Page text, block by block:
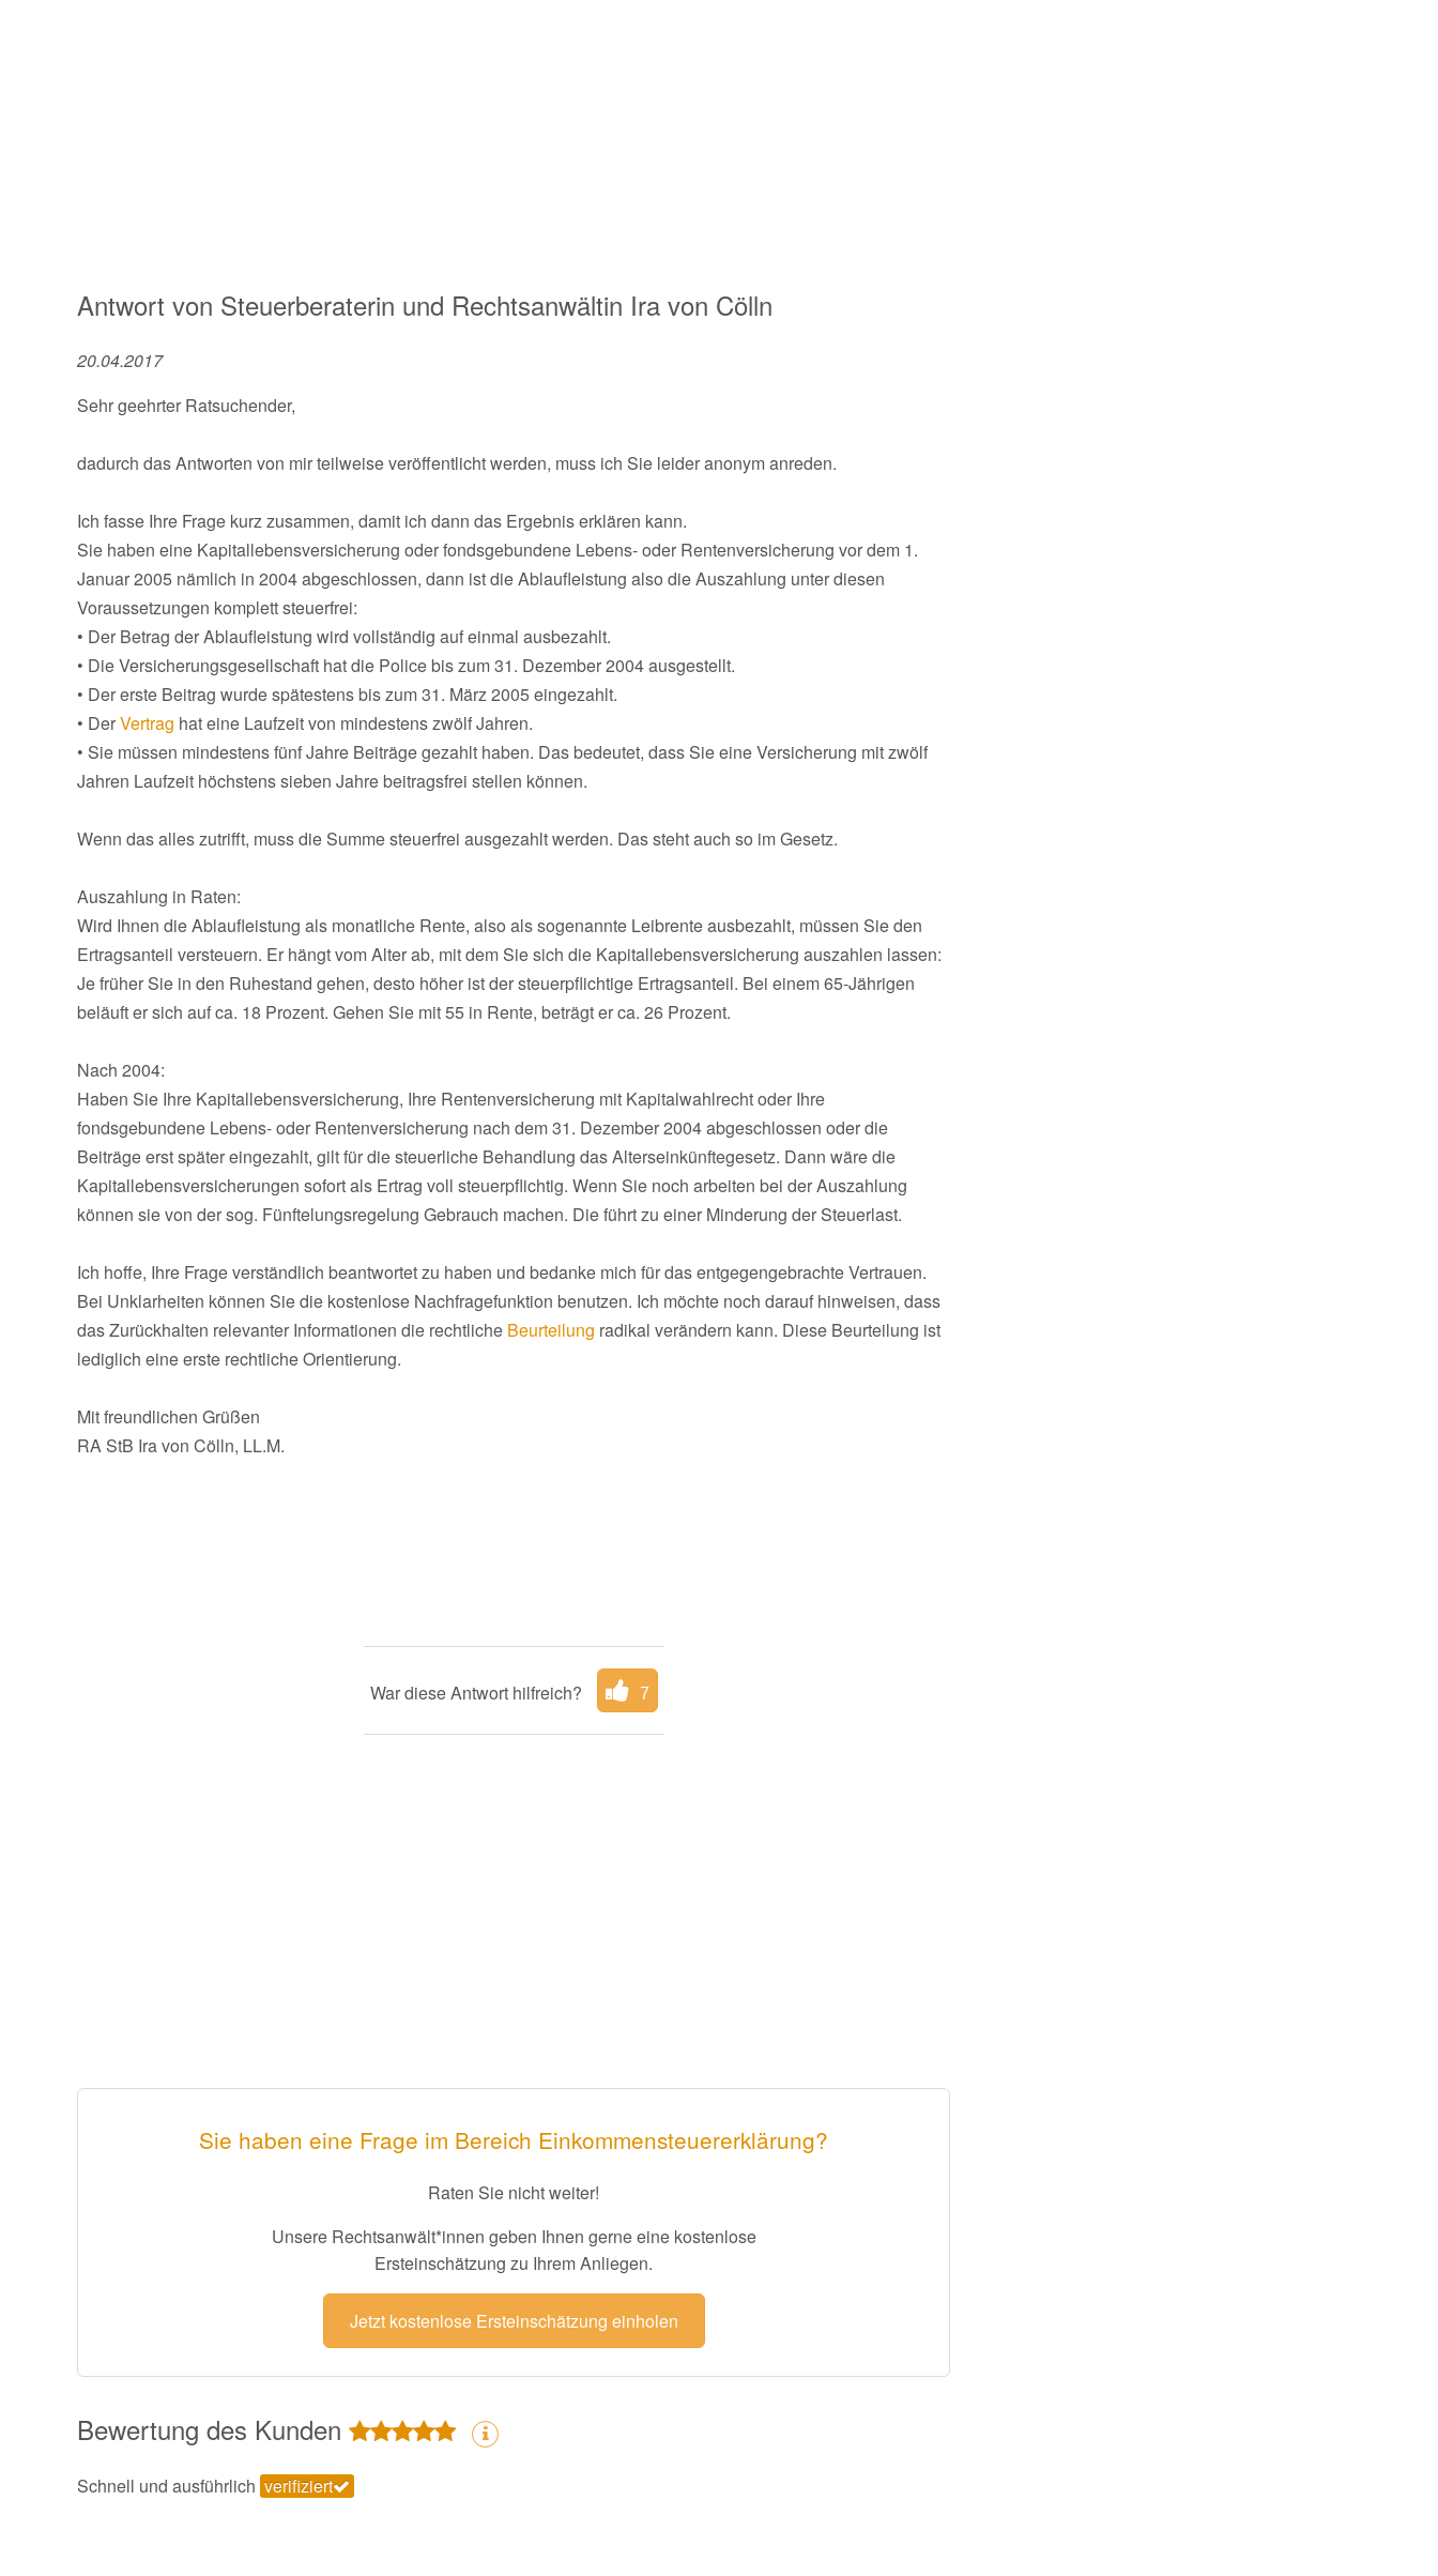
Antwort von Steuerberaterin und Rechtsanwältin Ira von Cölln
20.04.2017
Sehr geehrter Ratsuchender,
dadurch das Antworten von mir teilweise veröffentlicht werden, muss ich Sie leider anonym anreden.
Ich fasse Ihre Frage kurz zusammen, damit ich dann das Ergebnis erklären kann.
Sie haben eine Kapitallebensversicherung oder fondsgebundene Lebens- oder Rentenversicherung vor dem 1.
Januar 2005 nämlich in 2004 abgeschlossen, dann ist die Ablaufleistung also die Auszahlung unter diesen
Voraussetzungen komplett steuerfrei:
• Der Betrag der Ablaufleistung wird vollständig auf einmal ausbezahlt.
• Die Versicherungsgesellschaft hat die Police bis zum 31. Dezember 2004 ausgestellt.
• Der erste Beitrag wurde spätestens bis zum 31. März 2005 eingezahlt.
• DerVertrag hat eine Laufzeit von mindestens zwölf Jahren.
• Sie müssen mindestens fünf Jahre Beiträge gezahlt haben. Das bedeutet, dass Sie eine Versicherung mit zwölf
Jahren Laufzeit höchstens sieben Jahre beitragsfrei stellen können.
Wenn das alles zutrifft, muss die Summe steuerfrei ausgezahlt werden. Das steht auch so im Gesetz.
Auszahlung in Raten:
Wird Ihnen die Ablaufleistung als monatliche Rente, also als sogenannte Leibrente ausbezahlt, müssen Sie den
Ertragsanteil versteuern. Er hängt vom Alter ab, mit dem Sie sich die Kapitallebensversicherung auszahlen lassen:
Je früher Sie in den Ruhestand gehen, desto höher ist der steuerpflichtige Ertragsanteil. Bei einem 65-Jährigen
beläuft er sich auf ca. 18 Prozent. Gehen Sie mit 55 in Rente, beträgt er ca. 26 Prozent.
Nach 2004:
Haben Sie Ihre Kapitallebensversicherung, Ihre Rentenversicherung mit Kapitalwahlrecht oder Ihre
fondsgebundene Lebens- oder Rentenversicherung nach dem 31. Dezember 2004 abgeschlossen oder die
Beiträge erst später eingezahlt, gilt für die steuerliche Behandlung das Alterseinkünftegesetz. Dann wäre die
Kapitallebensversicherungen sofort als Ertrag voll steuerpflichtig. Wenn Sie noch arbeiten bei der Auszahlung
können sie von der sog. Fünftelungsregelung Gebrauch machen. Die führt zu einer Minderung der Steuerlast.
Ich hoffe, Ihre Frage verständlich beantwortet zu haben und bedanke mich für das entgegengebrachte Vertrauen.
Bei Unklarheiten können Sie die kostenlose Nachfragefunktion benutzen. Ich möchte noch darauf hinweisen, dass
das Zurückhalten relevanter Informationen die rechtliche Beurteilung radikal verändern kann. Diese Beurteilung ist
lediglich eine erste rechtliche Orientierung.
Mit freundlichen Grüßen
RA StB Ira von Cölln, LL.M.
War diese Antwort hilfreich? 7
Sie haben eine Frage im Bereich Einkommensteuererklärung?
Raten Sie nicht weiter!
Unsere Rechtsanwält*innen geben Ihnen gerne eine kostenlose
Ersteinschätzung zu Ihrem Anliegen.
Jetzt kostenlose Ersteinschätzung einholen
Bewertung des Kunden
Schnell und ausführlich verifiziert